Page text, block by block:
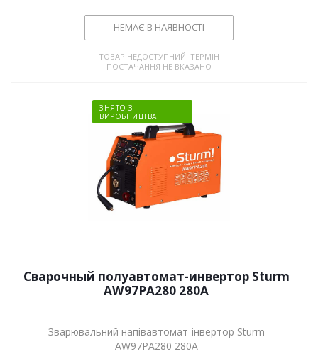
НЕМАЄ В НАЯВНОСТІ
ТОВАР НЕДОСТУПНИЙ. ТЕРМІН
ПОСТАЧАННЯ НЕ ВКАЗАНО
ЗНЯТО З
ВИРОБНИЦТВА
Сварочный полуавтомат-инвертор Sturm
AW97PA280 280А
Зварювальний напівавтомат-інвертор Sturm
AW97PA280 280А